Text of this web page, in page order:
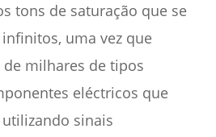
tons de saturação que se
uma vez que
milhares de tipos
eléctricos que
sinais